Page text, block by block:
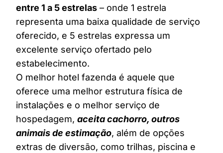
entre 1 a 5 estrelas – onde 1 estrela
representa uma baixa qualidade de serviço
oferecido, e 5 estrelas expressa um
excelente serviço ofertado pelo
estabelecimento.
O melhor hotel fazenda é aquele que
oferece uma melhor estrutura física de
instalações e o melhor serviço de
hospedagem, aceita cachorro, outros
animais de estimação, além de opções
extras de diversão, como trilhas, piscina e